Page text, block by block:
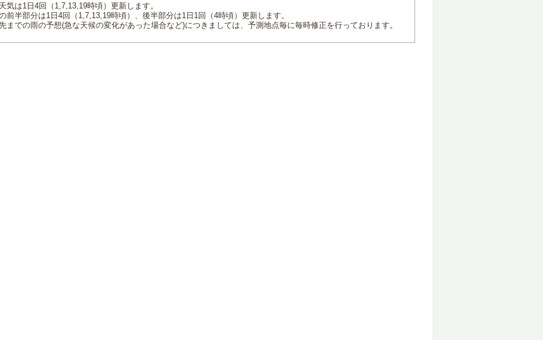
気は1日4回（1,7,13,19時頃）更新します。
前半部分は1日4回（1,7,13,19時頃）、後半部分は1日1回（4時頃）更新します。
までの雨の予想(急な天候の変化があった場合など)につきましては、予測地点毎に毎時修正を行っております。